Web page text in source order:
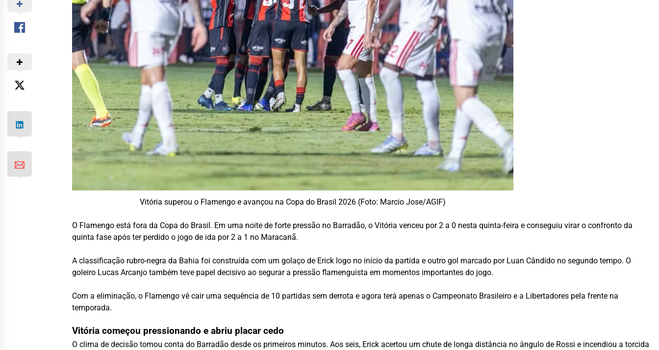
Vitória superou o Flamengo e avançou na Copa do Brasil 2026 (Foto: Marcio Jose/AGIF)
O Flamengo está fora da Copa do Brasil . Em uma noite de forte pressão no Barradão, oVitória venceu por 2 a 0 nesta quinta-feira e conseguiu virar o confronto da
quinta fase após ter perdido o jogo de ida por 2 a 1 no Maracanã.
A classificação rubro-negra da Bahia foi construída com um golaço de Erick logo no início da partida e outro gol marcado por Luan Cândido no segundo tempo. O
goleiro Lucas Arcanjo também teve papel decisivo ao segurar a pressão flamenguista em momentos importantes do jogo.
Com a eliminação, o Flamengo vê cair uma sequência de 10 partidas sem derrota e agora terá apenas o Campeonato Brasileiro e a Libertadores pela frente na
temporada.
Vitória começou pressionando e abriu placar cedo
O clima de decisão tomou conta do Barradão desde os primeiros minutos. Aos seis, Erick acertou um chute de longa distância no ângulo de Rossi e incendiou a torcida